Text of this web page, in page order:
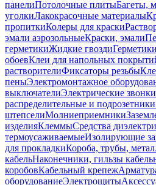
панелиПотолочные плитыБагеты,
уголкиЛакокрасочные материалы
пропиткиКолеры для краски
эмали аэрозольныеКраски, эмали
герметикиЖидкие гвоздиГерметики
обоевКлеи для напольных
растворителиФиксаторы резьбы
пеныЭлектромонтажное
выключателиЭлектрические звонки
распределительные и подрозетники
штепселиМолниеприемники
изделияКлеммыСредства
термоусаживаемыеИзолирующие
для прокладкиКороба, трубы,
кабельНаконечники, гильзы
коробовКабельный крепеж
оборудованиеЭлектрощиты